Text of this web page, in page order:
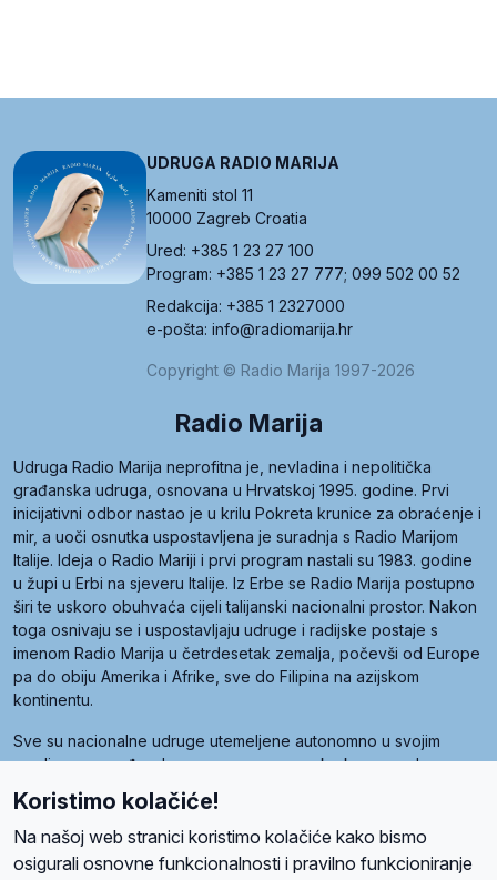
UDRUGA RADIO MARIJA
Kameniti stol 11
10000 Zagreb Croatia
Ured: +385 1 23 27 100
Program: +385 1 23 27 777; 099 502 00 52
Redakcija: +385 1 2327000
e-pošta: info@radiomarija.hr
Copyright © Radio Marija 1997-2026
Radio Marija
Udruga Radio Marija neprofitna je, nevladina i nepolitička
građanska udruga, osnovana u Hrvatskoj 1995. godine. Prvi
inicijativni odbor nastao je u krilu Pokreta krunice za obraćenje i
mir, a uoči osnutka uspostavljena je suradnja s Radio Marijom
Italije. Ideja o Radio Mariji i prvi program nastali su 1983. godine
u župi u Erbi na sjeveru Italije. Iz Erbe se Radio Marija postupno
širi te uskoro obuhvaća cijeli talijanski nacionalni prostor. Nakon
toga osnivaju se i uspostavljaju udruge i radijske postaje s
imenom Radio Marija u četrdesetak zemalja, počevši od Europe
pa do obiju Amerika i Afrike, sve do Filipina na azijskom
kontinentu.
Sve su nacionalne udruge utemeljene autonomno u svojim
zemljama, a međusobna su povezane preko krovne udruge
pod nazivom Svjetska obitelj Radio Marije (World Family of
Radio Maria). Svjetsku obitelj utemeljilo je sedam članica, među
kojima je i hrvatska Udruga Radio Marija.
Koristimo kolačiće!
Na našoj web stranici koristimo kolačiće kako bismo
osigurali osnovne funkcionalnosti i pravilno funkcioniranje